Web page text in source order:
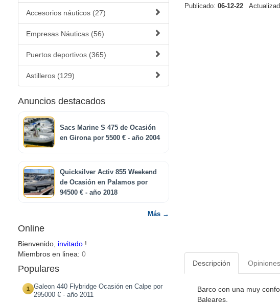
Accesorios náuticos (27)
Empresas Náuticas (56)
Puertos deportivos (365)
Astilleros (129)
Anuncios destacados
Sacs Marine S 475 de Ocasión
en Girona por 5500 € - año 2004
Quicksilver Activ 855 Weekend
de Ocasión en Palamos por
94500 € - año 2018
Más →
Online
Bienvenido, invitado !
Miembros en linea: 0
Populares
1
Galeon 440 Flybridge Ocasión en Calpe por
295000 € - año 2011
Publicado: 06-12-22
Descripción
Barco con una muy
Baleares.